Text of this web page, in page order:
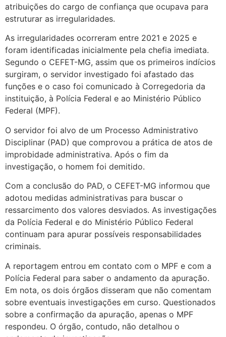
atribuições do cargo de confiança que ocupava para
estruturar as irregularidades.
As irregularidades ocorreram entre 2021 e 2025 e
foram identificadas inicialmente pela chefia imediata.
Segundo o CEFET-MG, assim que os primeiros indícios
surgiram, o servidor investigado foi afastado das
funções e o caso foi comunicado à Corregedoria da
instituição, à Polícia Federal e ao Ministério Público
Federal (MPF).
O servidor foi alvo de um Processo Administrativo
Disciplinar (PAD) que comprovou a prática de atos de
improbidade administrativa. Após o fim da
investigação, o homem foi demitido.
Com a conclusão do PAD, o CEFET-MG informou que
adotou medidas administrativas para buscar o
ressarcimento dos valores desviados. As investigações
da Polícia Federal e do Ministério Público Federal
continuam para apurar possíveis responsabilidades
criminais.
A reportagem entrou em contato com o MPF e com a
Polícia Federal para saber o andamento da apuração.
Em nota, os dois órgãos disseram que não comentam
sobre eventuais investigações em curso. Questionados
sobre a confirmação da apuração, apenas o MPF
respondeu. O órgão, contudo, não detalhou o